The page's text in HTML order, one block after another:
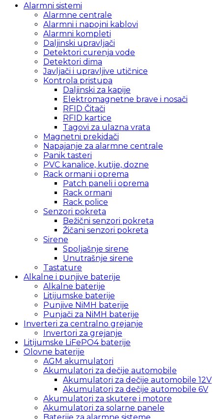
Alarmni sistemi
Alarmne centrale
Alarmni i napojni kablovi
Alarmni kompleti
Daljinski upravljači
Detektori curenja vode
Detektori dima
Javljači i upravljive utičnice
Kontrola pristupa
Daljinski za kapije
Elektromagnetne brave i nosači
RFID Čitači
RFID kartice
Tagovi za ulazna vrata
Magnetni prekidači
Napajanje za alarmne centrale
Panik tasteri
PVC kanalice, kutije, dozne
Rack ormani i oprema
Patch paneli i oprema
Rack ormani
Rack police
Senzori pokreta
Bežični senzori pokreta
Žičani senzori pokreta
Sirene
Spoljašnje sirene
Unutrašnje sirene
Tastature
Alkalne i punjive baterije
Alkalne baterije
Litijumske baterije
Punjive NiMH baterije
Punjači za NiMH baterije
Inverteri za centralno grejanje
Invertori za grejanje
Litijumske LiFePO4 baterije
Olovne baterije
AGM akumulatori
Akumulatori za dečije automobile
Akumulatori za dečije automobile 12V
Akumulatori za dečije automobile 6V
Akumulatori za skutere i motore
Akumulatori za solarne panele